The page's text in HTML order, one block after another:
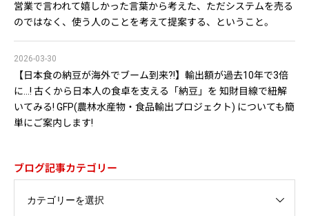
営業で言われて嬉しかった言葉から考えた、ただシステムを売る
のではなく、使う人のことを考えて提案する、ということ。
【日本食の納豆が海外でブーム到来?!】輸出額が過去10年で3倍
に…! 古くから日本人の食卓を支える「納豆」を 知財目線で紐解
いてみる! GFP(農林水産物・食品輸出プロジェクト) についても簡
単にご案内します!
2026-03-30
ブログ記事カテゴリー